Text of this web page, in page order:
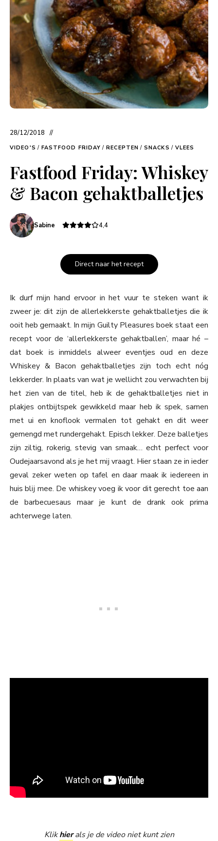
28/12/2018
VIDEO'S / FASTFOOD FRIDAY / RECEPTEN / SNACKS / VLEES
Fastfood Friday: Whiskey
& Bacon gehaktballetjes
Sabine 4,4
Direct naar het recept
Ik durf mijn hand ervoor in het vuur te steken want ik
zweer je: dit zijn de allerlekkerste gehaktballetjes die ik
ooit heb gemaakt. In mijn Guilty Pleasures boek staat een
recept voor de ‘allerlekkerste gehaktballen’, maar hé –
dat boek is inmiddels alweer eventjes oud en deze
Whiskey & Bacon gehaktballetjes zijn toch echt nóg
lekkerder. In plaats van wat je wellicht zou verwachten bij
het zien van de titel, heb ik de gehaktballetjes niet in
plakjes ontbijtspek gewikkeld maar heb ik spek, samen
met ui en knoflook vermalen tot gehakt en dit weer
gemengd met rundergehakt. Episch lekker. Deze balletjes
zijn ziltig, rokerig, stevig van smaak… echt perfect voor
Oudejaarsavond als je het mij vraagt. Hier staan ze in ieder
geval zeker weten op tafel en daar maak ik iedereen in
huis blij mee. De whiskey voeg ik voor dit gerecht toe aan
de barbecuesaus maar je kunt de drank ook prima
achterwege laten.
Klikhierals je de video niet kunt zien